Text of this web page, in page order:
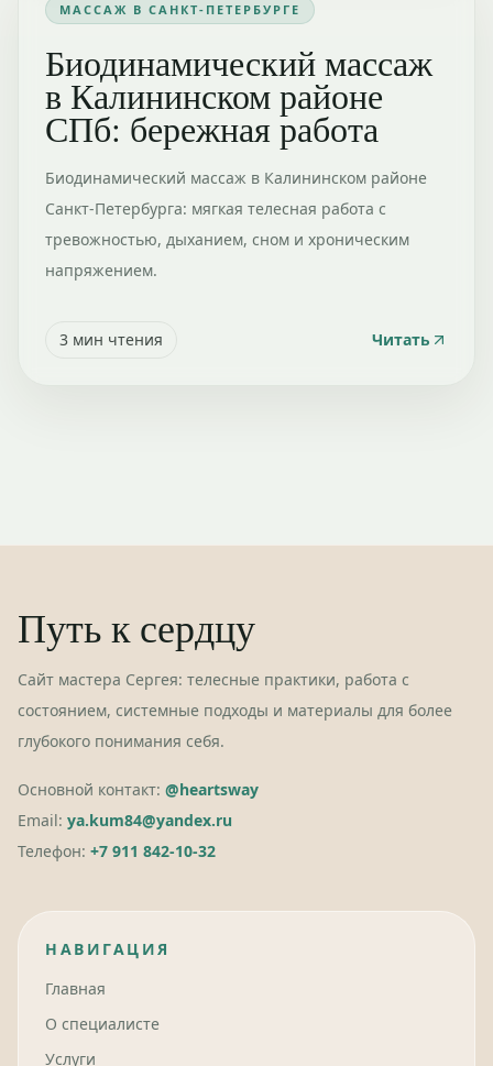
МАССАЖ В САНКТ-ПЕТЕРБУРГЕ
Биодинамический массаж
в Калининском районе
СПб: бережная работа
Биодинамический массаж в Калининском районе
Санкт-Петербурга: мягкая телесная работа с
тревожностью, дыханием, сном и хроническим
напряжением.
3 мин чтения Читать
Путь к сердцу
Сайт мастера Сергея: телесные практики, работа с
состоянием, системные подходы и материалы для более
глубокого понимания себя.
Основной контакт: @heartsway
Email: ya.kum84@yandex.ru
Телефон: +7 911 842-10-32
НАВИГАЦИЯ
Главная
О специалисте
Услуги